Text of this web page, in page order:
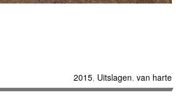
2015, Uitslagen, van harte